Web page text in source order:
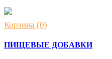
Корзина (0)
ПИЩЕВЫЕ ДОБАВКИ